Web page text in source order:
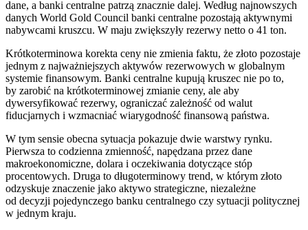
dane, a banki centralne patrzą znacznie dalej. Według najnowszych
danych World Gold Council banki centralne pozostają aktywnymi
nabywcami kruszcu. W maju zwiększyły rezerwy netto o 41 ton.
Krótkoterminowa korekta ceny nie zmienia faktu, że złoto pozostaje
jednym z najważniejszych aktywów rezerwowych w globalnym
systemie finansowym. Banki centralne kupują kruszec nie po to,
by zarobić na krótkoterminowej zmianie ceny, ale aby
dywersyfikować rezerwy, ograniczać zależność od walut
fiducjarnych i wzmacniać wiarygodność finansową państwa.
W tym sensie obecna sytuacja pokazuje dwie warstwy rynku.
Pierwsza to codzienna zmienność, napędzana przez dane
makroekonomiczne, dolara i oczekiwania dotyczące stóp
procentowych. Druga to długoterminowy trend, w którym złoto
odzyskuje znaczenie jako aktywo strategiczne, niezależne
od decyzji pojedynczego banku centralnego czy sytuacji politycznej
w jednym kraju.